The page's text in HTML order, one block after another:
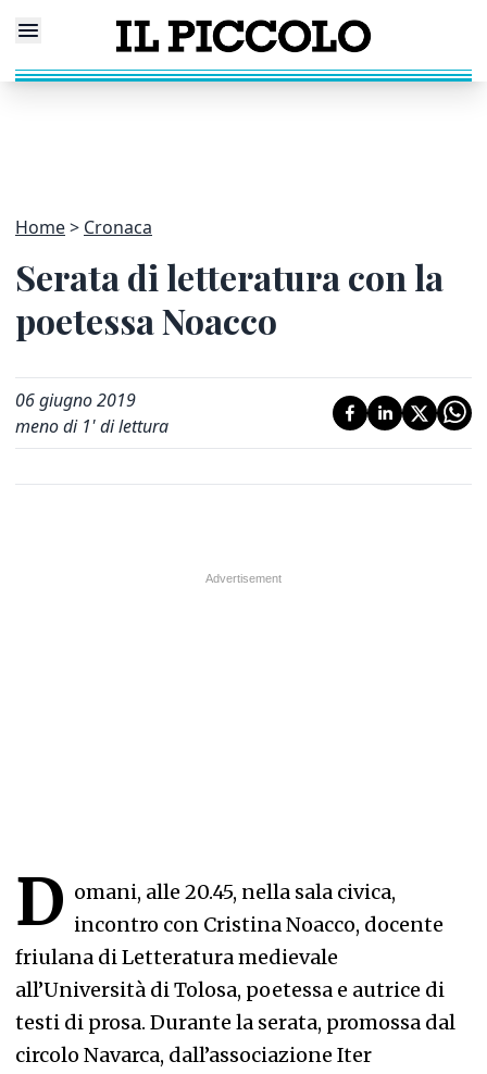
Home Cronaca
Serata di letteratura con la
poetessa Noacco
06 giugno 2019
meno di 1' di lettura
D omani, alle 20.45, nella sala civica,
incontro con Cristina Noacco, docente
friulana di Letteratura medievale
all’Università di Tolosa, poetessa e autrice di
testi di prosa. Durante la serata, promossa dal
circolo Navarca, dall’associazione Iter